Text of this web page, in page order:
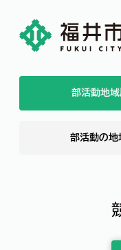
部活動地域
部活動の地